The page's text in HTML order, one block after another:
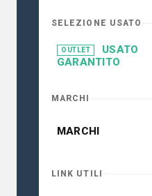
SELEZIONE USATO
OUTLET
USATO
GARANTITO
MARCHI
MARCHI
LINK UTILI